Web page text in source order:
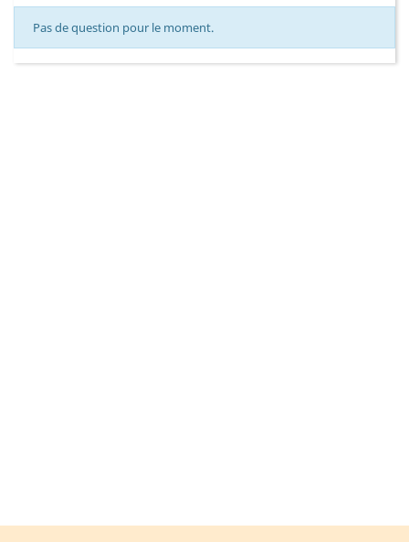
Pas de question pour le moment.